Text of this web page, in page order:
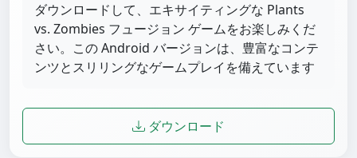
ダウンロードして、エキサイティングな Plants
vs. Zombies フュージョン ゲームをお楽しみくだ
さい。この Android バージョンは、豊富なコンテ
ンツとスリリングなゲームプレイを備えています
ダウンロード